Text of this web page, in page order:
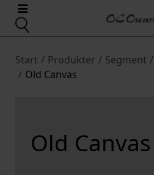
Start / Produkter / Segment /
/ Old Canvas
Old Canvas